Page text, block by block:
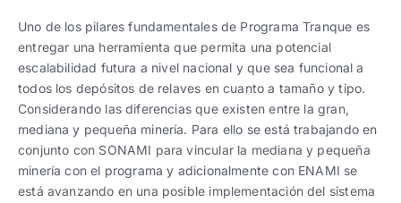
Ver todo
Español|English
Español|English
Español|English
progresivos de gestión
Ver todos
Español|English
Español English
Español English
Uno de los pilares fundamentales de Programa Tranque es
entregar una herramienta que permita una potencial
escalabilidad futura a nivel nacional y que sea funcional a
todos los depósitos de relaves en cuanto a tamaño y tipo.
Considerando las diferencias que existen entre la gran,
mediana y pequeña minería. Para ello se está trabajando en
conjunto con SONAMI para vincular la mediana y pequeña
minería con el programa y adicionalmente con ENAMI se
está avanzando en una posible implementación del sistema